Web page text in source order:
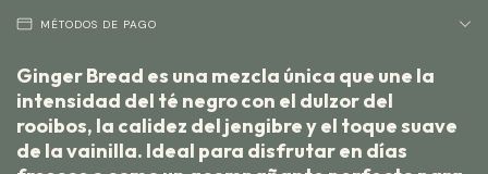
MÉTODOS DE PAGO
Ginger Bread es una mezcla única que une la
intensidad del té negro con el dulzor del
rooibos, la calidez del jengibre y el toque suave
de la vainilla. Ideal para disfrutar en días